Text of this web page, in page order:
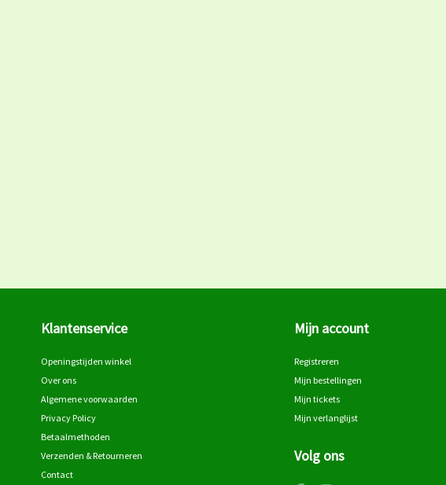
Klantenservice
Openingstijden winkel
Over ons
Algemene voorwaarden
Privacy Policy
Betaalmethoden
Verzenden & Retourneren
Contact
Mijn account
Registreren
Mijn bestellingen
Mijn tickets
Mijn verlanglijst
Volg ons